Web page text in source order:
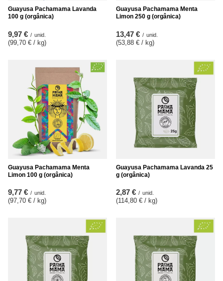
Guayusa Pachamama Lavanda
100 g (orgânica)
9,97 € / unid.
(99,70 € / kg)
Guayusa Pachamama Menta
Limon 250 g (orgânica)
13,47 € / unid.
(53,88 € / kg)
Guayusa Pachamama Menta
Limon 100 g (orgânica)
9,77 € / unid.
(97,70 € / kg)
Guayusa Pachamama Lavanda 25
g (orgânica)
2,87 € / unid.
(114,80 € / kg)